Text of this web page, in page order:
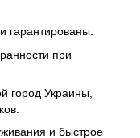
гарантированы.
при
город Украины,
и быстрое